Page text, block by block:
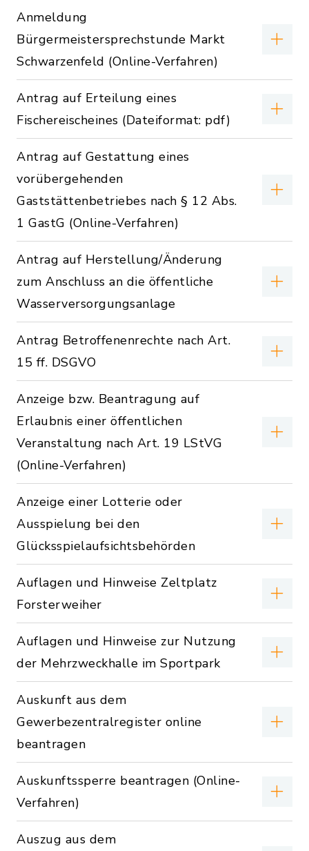
Anmeldung
Bürgermeistersprechstunde Markt
Schwarzenfeld (Online-Verfahren)
Antrag auf Erteilung eines
Fischereischeines (Dateiformat: pdf)
Antrag auf Gestattung eines
vorübergehenden
Gaststättenbetriebes nach § 12 Abs.
1 GastG (Online-Verfahren)
Antrag auf Herstellung/Änderung
zum Anschluss an die öffentliche
Wasserversorgungsanlage
Antrag Betroffenenrechte nach Art.
15 ff. DSGVO
Anzeige bzw. Beantragung auf
Erlaubnis einer öffentlichen
Veranstaltung nach Art. 19 LStVG
(Online-Verfahren)
Anzeige einer Lotterie oder
Ausspielung bei den
Glücksspielaufsichtsbehörden
Auflagen und Hinweise Zeltplatz
Forsterweiher
Auflagen und Hinweise zur Nutzung
der Mehrzweckhalle im Sportpark
Auskunft aus dem
Gewerbezentralregister online
beantragen
Auskunftssperre beantragen (Online-
Verfahren)
Auszug aus dem